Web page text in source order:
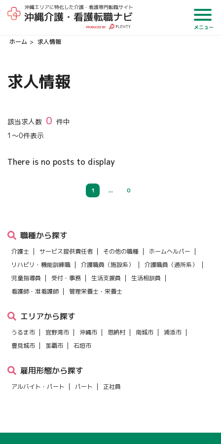
メニュー
ホーム 求人情報
求人情報
該当求人数 0 件中
1 ～0件表示
There is no posts to display
1 ... 0
職種から探す
介護士 サービス提供責任者 その他の職種
ホームヘルパー
リハビリ・機能訓練職
介護職員（施設系）
介護職員（通所系）
児童指導員
受付・事務 生活支援員
生活相談員
看護師・准看護師
管理栄養士・栄養士
エリアから探す
うるま市 宜野湾市 沖縄市 恩納村 南城市
浦添市
豊見城市
那覇市 石垣市
雇用形態から探す
アルバイト・パート パート 正社員